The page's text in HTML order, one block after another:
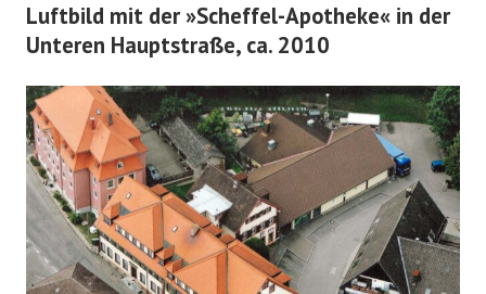
Luftbild mit der »Scheffel-Apotheke« in der
Unteren Hauptstraße, ca. 2010